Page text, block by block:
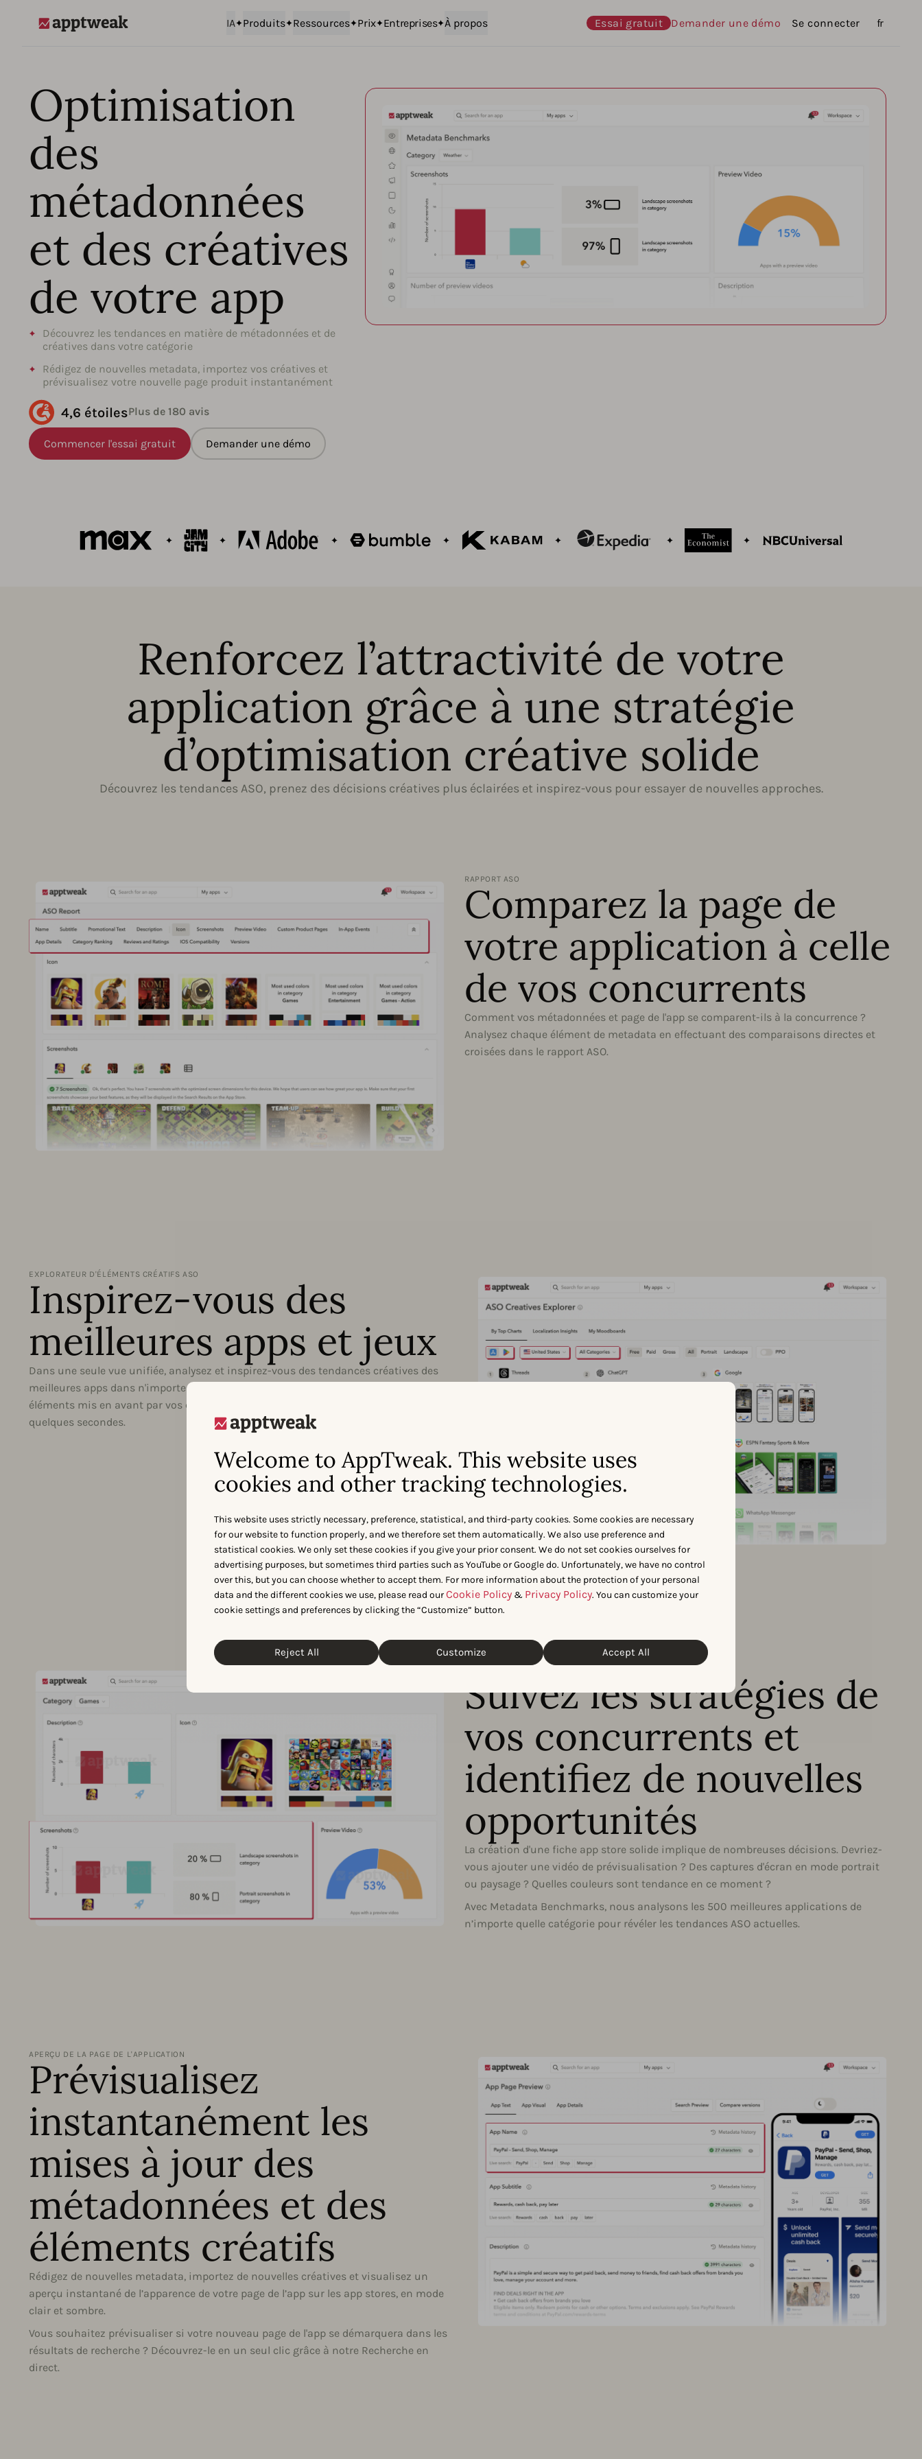
Welcome to AppTweak. This website uses
cookies and other tracking technologies.
This website uses strictly necessary, preference, statistical, and third-party cookies. Some cookies are necessary
for our website to function properly, and we therefore set them automatically. We also use preference and
statistical cookies. We only set these cookies if you give your prior consent. We do not set cookies ourselves for
advertising purposes, but sometimes third parties such as YouTube or Google do. Unfortunately, we have no control
over this, but you can choose whether to accept them. For more information about the protection of your personal
data and the different cookies we use, please read ourCookie Policy & Privacy Policy. You can customize your
cookie settings and preferences by clicking the “Customize” button.
Reject All Customize Accept All
IA Produits Ressources Prix Entreprises À propos Essai gratuit Demander une démo Se connecter Langues
fr
Optimisation
des
métadonnées
et des créatives
de votre app
Découvrez les tendances en matière de métadonnées et de
créatives dans votre catégorie
Rédigez de nouvelles metadata, importez vos créatives et
prévisualisez votre nouvelle page produit instantanément
4,6 étoilesPlus de 180 avis
Commencer l'essai gratuit Demander une démo
Renforcez l’attractivité de votre
application grâce à une stratégie
d’optimisation créative solide
Découvrez les tendances ASO, prenez des décisions créatives plus éclairées et inspirez-vous pour essayer de nouvelles approches.
RAPPORT ASO
Comparez la page de
votre application à celle
de vos concurrents
Comment vos métadonnées et page de l'app se comparent-ils à la concurrence ?
Analysez chaque élément de metadata en effectuant des comparaisons directes et
croisées dans le rapport ASO.
EXPLORATEUR D'ÉLÉMENTS CRÉATIFS ASO
Inspirez-vous des
meilleures apps et jeux
Dans une seule vue unifiée, analysez et inspirez-vous des tendances créatives des
meilleures apps dans n'importe quelle catégorie, AppDNA ou GameDNA. Observez les
éléments mis en avant par vos concurrents et améliorez votre stratégie créative en
quelques secondes.
Suivez les stratégies de
vos concurrents et
identifiez de nouvelles
opportunités
La création d'une fiche app store solide implique de nombreuses décisions. Devriez-
vous ajouter une vidéo de prévisualisation ? Des captures d'écran en mode portrait
ou paysage ? Quelles couleurs sont tendance en ce moment ?
Avec Metadata Benchmarks, nous analysons les 500 meilleures applications de
n’importe quelle catégorie pour révéler les tendances ASO actuelles.
APERÇU DE LA PAGE DE L'APPLICATION
Prévisualisez
instantanément les
mises à jour des
métadonnées et des
éléments créatifs
Rédigez de nouvelles metadata, importez de nouvelles créatives et visualisez un
aperçu instantané de l’apparence de votre page de l’app sur les app stores, en mode
clair et sombre.
Vous souhaitez prévisualiser si votre nouveau page de l'app se démarquera dans les
résultats de recherche ? Découvrez-le en un seul clic grâce à notre Recherche en
direct.